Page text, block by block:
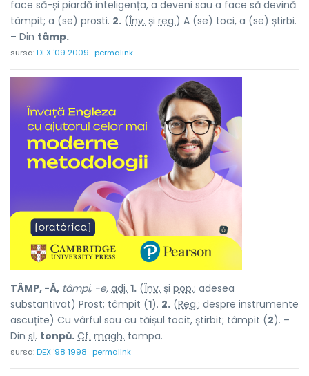
face să-și piardă inteligența, a deveni sau a face să devină
tâmpit; a (se) prosti. 2. (Înv. și reg.) A (se) toci, a (se) știrbi.
– Din tâmp.
sursa:DEX '09 2009 permalink
TÂMP, -Ă, tâmpi, -e, adj. 1. (Înv. și pop.; adesea
substantivat) Prost; tâmpit (1). 2. (Reg.; despre instrumente
ascuțite) Cu vârful sau cu tăișul tocit, știrbit; tâmpit (2). –
Din sl. tonpŭ. Cf. magh. tompa.
sursa:DEX '98 1998 permalink